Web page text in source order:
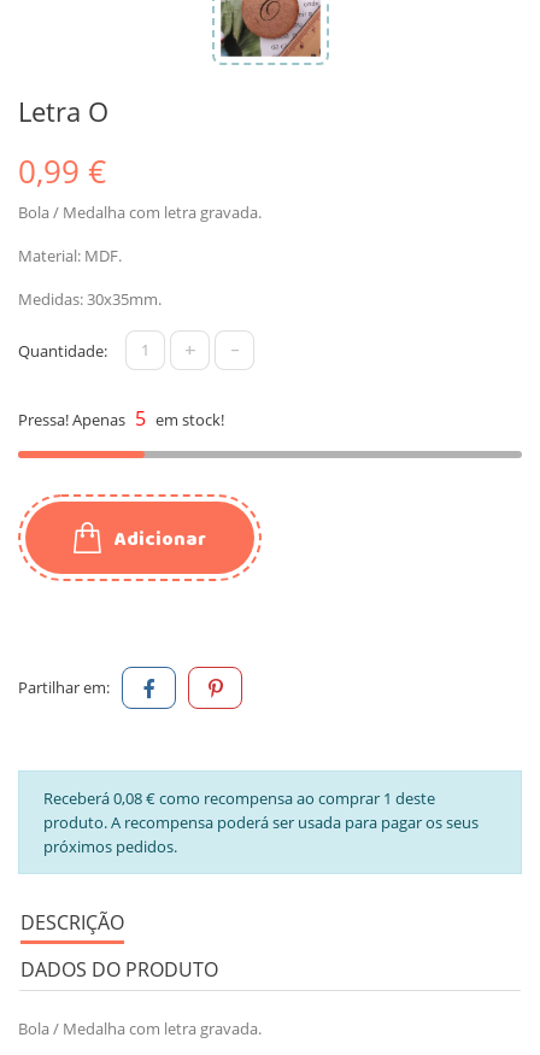
Letra O
0,99 €
Bola / Medalha com letra gravada.
Material: MDF.
Medidas: 30x35mm.
Quantidade: + -
Pressa! Apenas 5 em stock!
Adicionar
Partilhar em:
Receberá 0,08 € como recompensa ao comprar 1 deste
produto. A recompensa poderá ser usada para pagar os seus
próximos pedidos.
DESCRIÇÃO
DADOS DO PRODUTO
Bola / Medalha com letra gravada.